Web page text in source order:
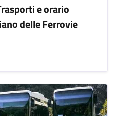
e orario
delle Ferrovie